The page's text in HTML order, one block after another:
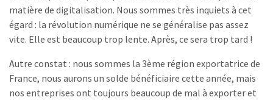
matière de digitalisation. Nous sommes très inquiets à cet
égard : la révolution numérique ne se généralise pas assez
vite. Elle est beaucoup trop lente. Après, ce sera trop tard !
Autre constat : nous sommes la 3ème région exportatrice de
France, nous aurons un solde bénéficiaire cette année, mais
nos entreprises ont toujours beaucoup de mal à exporter et